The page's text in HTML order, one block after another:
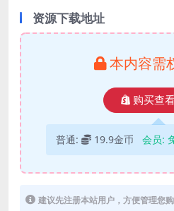
资源下载地址
本内容需
购买查
普通: 19.9金币 会员:
建议先注册本站用户，方便管理您购